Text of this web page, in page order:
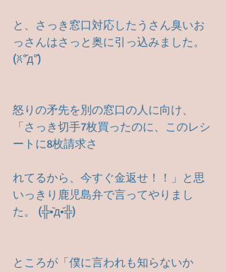
と、さっき窓口対応したうさん臭いお
っさんはさっと奥に引っ込みました。
(ꐦ°᷄д°᷅)
怒りの矛先を別の窓口の人に向け、
「さっき切手7枚買ったのに、このレシ
ートに8枚請求さ
れてるから、今すぐ金返せ！！」と思
いっきり鹿児島弁で言ってやりまし
た。 (╬•᷅д•᷄╬)
ところが「僕に言われも知らないか